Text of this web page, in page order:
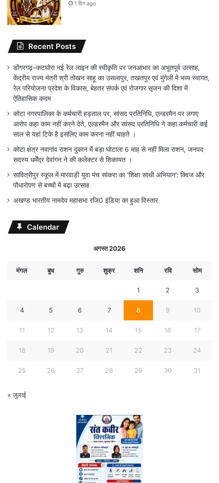
1 दिन ago
Recent Posts
डोंगरगढ़–कटघोरा नई रेल लाइन की स्वीकृति पर जनआभार का अभूतपूर्व उत्साह,
केंद्रीय राज्य मंत्री श्री तोखन साहू का उसलापुर, तखतपुर एवं मुंगेली में भव्य स्वागत,
रेल परियोजना प्रदेश के विकास, बेहतर संपर्क एवं रोजगार सृजन की दिशा में
ऐतिहासिक कदम
कोटा नगरपालिका के कर्मचारी हड़ताल पर, सांसद प्रतिनिधि, एल्डरमैन पर लगाए
आरोप कहा काम नहीं करने देते, एल्डरमैन और सांसद प्रतिनिधि ने कहा कर्मचारी कई
साल से यहां टिके है इसलिए काम करना नहीं चाहते ।
कोटा क्षेत्र नवागांव राशन दुकान में बड़ा घोटाला 6 माह से नहीं मिला राशन, जनपद
सदस्य धर्मेंद्र देवांगन ने की कलेक्टर से शिकायत ।
सावित्रीपुर स्कूल में मारवाड़ी युवा मंच सांकरा का ‘शिक्षा साथी अभियान’: क्विज और
पौधारोपण से बच्चों में बढ़ा उत्साह
अखण्ड भारतीय नामदेव महासभा रजि0 इंडिया का हुआ विस्तार
Calendar
अगस्त 2026
मंगल बुध गुरु शुक्र शनि रवि सोम
1 2 3
4 5 6 7 8 9 10
11 12 13 14 15 16 17
18 19 20 21 22 23 24
25 26 27 28 29 30 31
« जुलाई